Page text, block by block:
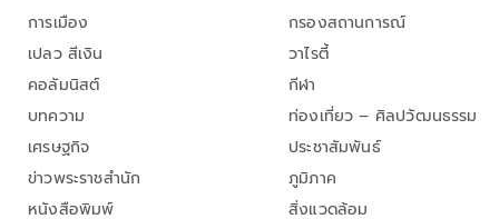
การเมือง
เปลว สีเงิน
คอลัมนิสต์
บทความ
เศรษฐกิจ
ข่าวพระราชสำนัก
หนังสือพิมพ์
กรองสถานการณ์
วาไรตี้
กีฬา
ท่องเที่ยว – ศิลปวัฒนธรรม
ประชาสัมพันธ์
ภูมิภาค
สิ่งแวดล้อม